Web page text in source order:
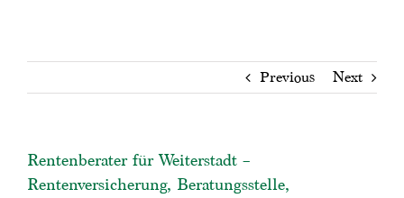
Previous Next
Rentenberater für Weiterstadt –
Rentenversicherung, Beratungsstelle,